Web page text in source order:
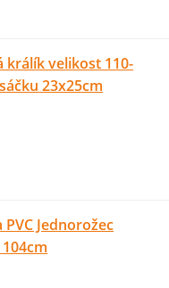
králík velikost 110-
23x25cm
Jednorožec